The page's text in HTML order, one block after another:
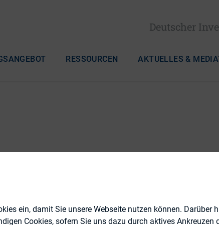
Deutscher
RESSOURCEN AKTUELLES &
CIRO-Alumni
ein, damit Sie unsere Webseite nutzen können. Darüber
Cookies, sofern Sie uns dazu durch aktives Ankreuzen